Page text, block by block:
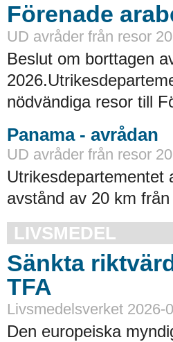
Förenade
UD avråder från resor
Beslut om borttagen
nödvändiga resor till
Panama - avrådan
UD avråder från resor
Utrikesdepartementet
avstånd av 20 km
LIVSMEDEL
Sänkta
TFA
Livsmedelsverket 2026-
Den europeiska